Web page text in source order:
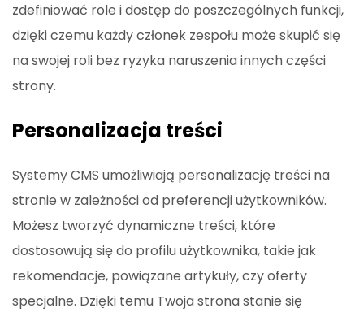
zdefiniować role i dostęp do poszczególnych funkcji,
dzięki czemu każdy członek zespołu może skupić się
na swojej roli bez ryzyka naruszenia innych części
strony.
Personalizacja treści
Systemy CMS umożliwiają personalizację treści na
stronie w zależności od preferencji użytkowników.
Możesz tworzyć dynamiczne treści, które
dostosowują się do profilu użytkownika, takie jak
rekomendacje, powiązane artykuły, czy oferty
specjalne. Dzięki temu Twoja strona stanie się